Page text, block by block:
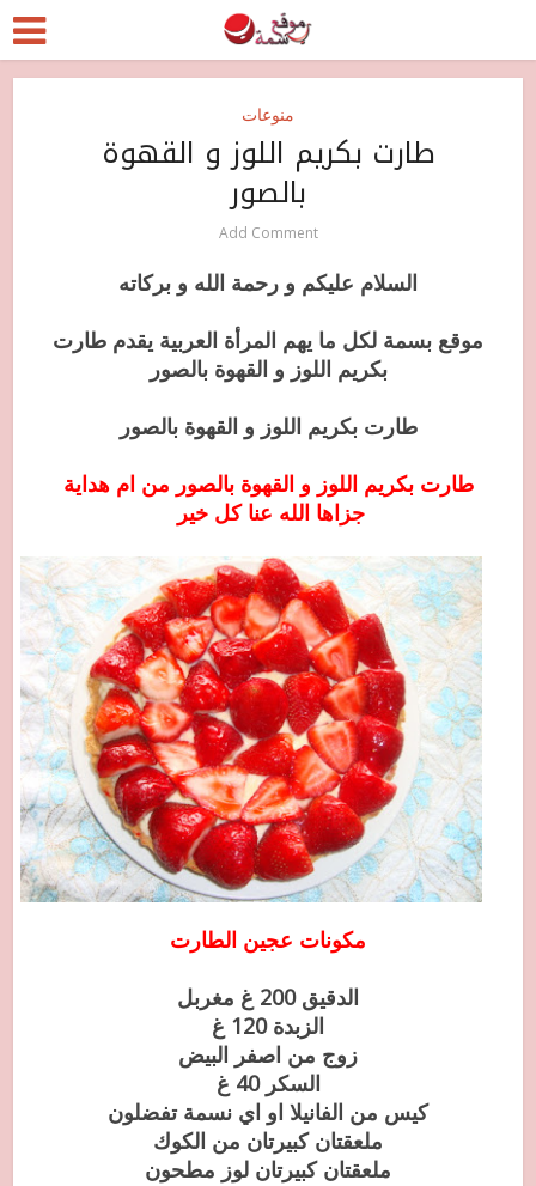
منوعات
طارت بكريم اللوز و القهوة
بالصور
Add Comment
السلام عليكم و رحمة الله و بركاته
موقع بسمة لكل ما يهم المرأة العربية يقدم طارت
بكريم اللوز و القهوة بالصور
طارت بكريم اللوز و القهوة بالصور
طارت بكريم اللوز و القهوة بالصور من ام هداية
جزاها الله عنا كل خير
مكونات عجين الطارت
الدقيق 200 غ مغربل
الزبدة 120 غ
زوج من اصفر البيض
السكر 40 غ
كيس من الفانيلا او اي نسمة تفضلون
ملعقتان كبيرتان من الكوك
ملعقتان كبيرتان لوز مطحون